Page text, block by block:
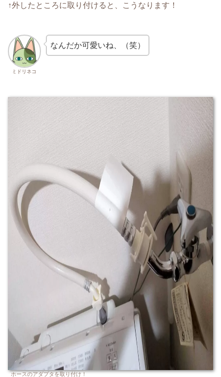
↑外したところに取り付けると、こうなります！
ミドリネコ
なんだか可愛いね、（笑）
ホースのアダプタを取り付け！